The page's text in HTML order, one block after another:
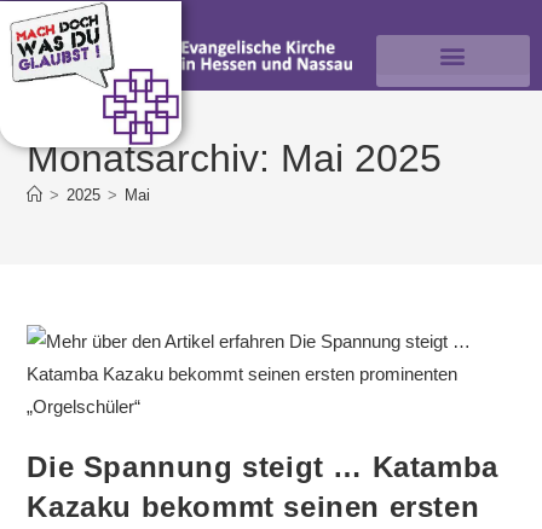
Monatsarchiv: Mai 2025
> 2025 > Mai
Die Spannung steigt … Katamba
Kazaku bekommt seinen ersten